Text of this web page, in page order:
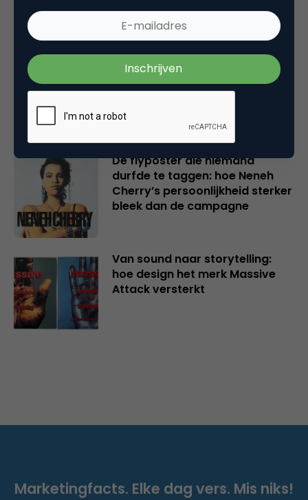
Van kunstnijverheid tot
industrieel design: de rol van
marketing in een creatieve
De flyposter die niemand
durfde te taggen: hoe Neneh
Cherry’s persoonlijkheid sterker
bleek dan de campagne
Van sound naar storytelling:
hoe design het merk Massive
Attack versterkt
Marketingfacts. Elke dag vers. Mis niks!